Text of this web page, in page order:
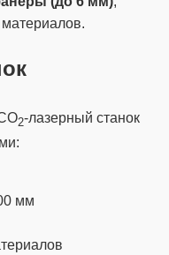
2-лазерный станок
мм